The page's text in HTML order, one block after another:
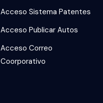
Acceso Sistema Patentes
Acceso Publicar Autos
Acceso Correo
Coorporativo